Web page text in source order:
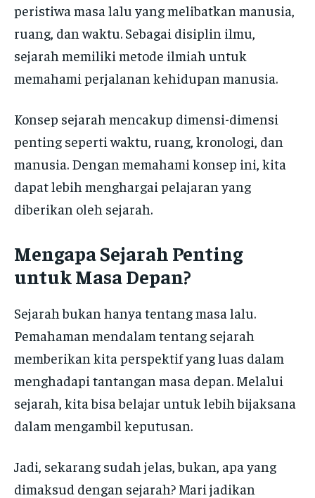
peristiwa masa lalu yang melibatkan manusia,
ruang, dan waktu. Sebagai disiplin ilmu,
sejarah memiliki metode ilmiah untuk
memahami perjalanan kehidupan manusia.
Konsep sejarah mencakup dimensi-dimensi
penting seperti waktu, ruang, kronologi, dan
manusia. Dengan memahami konsep ini, kita
dapat lebih menghargai pelajaran yang
diberikan oleh sejarah.
Mengapa Sejarah Penting
untuk Masa Depan?
Sejarah bukan hanya tentang masa lalu.
Pemahaman mendalam tentang sejarah
memberikan kita perspektif yang luas dalam
menghadapi tantangan masa depan. Melalui
sejarah, kita bisa belajar untuk lebih bijaksana
dalam mengambil keputusan.
Jadi, sekarang sudah jelas, bukan, apa yang
dimaksud dengan sejarah? Mari jadikan